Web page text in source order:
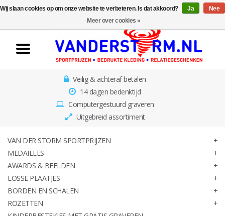
Home
Van der Storm
Sportprijzen
Awards & Beelden
Losse Plaatjes
Borden en schalen
Rozetten
Veilig & achteraf betalen
14 dagen bedenktijd
Computergestuurd graveren
Uitgebreid assortiment
VAN DER STORM SPORTPRIJZEN
MEDAILLES
AWARDS & BEELDEN
LOSSE PLAATJES
BORDEN EN SCHALEN
ROZETTEN
Wij slaan cookies op om onze website te verbeteren. Is dat akkoord? Ja
Nee
Meer over cookies »